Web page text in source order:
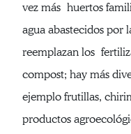
vez más huertos
agua abastecidos por
reemplazan los
compost; hay más
ejemplo frutillas,
productos